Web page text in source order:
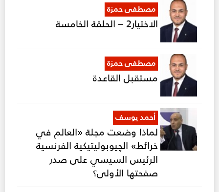
مصطفى حمزة
الاختيار2 – الحلقة الخامسة
مصطفى حمزة
مستقبل القاعدة
أحمد يوسف
لماذا وضعت مجلة «العالم في
خرائط» الچيوبوليتيكية الفرنسية
الرئيس السيسي على صدر
صفحتها الأولى؟